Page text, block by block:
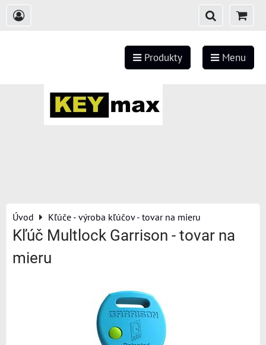
Produkty Menu
Úvod Kľúče - výroba kľúčov - tovar na mieru
Kľúč Multlock Garrison - tovar na
mieru